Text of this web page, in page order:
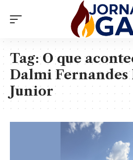
Tag:O que
Dalmi Fernandes
Junior